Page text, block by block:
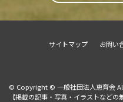
サイトマップ お問い
© Copyright © 一般社団法人恵育会
【掲載の記事・写真・イラストなどの